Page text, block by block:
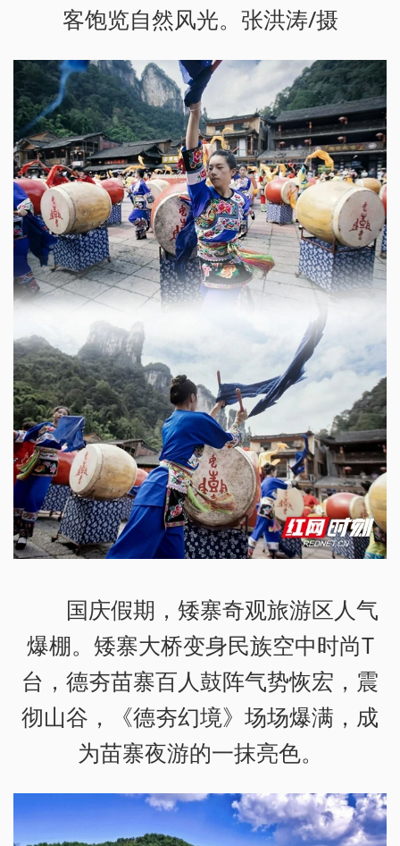
客饱览自然风光。张洪涛/摄
国庆假期，矮寨奇观旅游区人气
爆棚。矮寨大桥变身民族空中时尚T
台，德夯苗寨百人鼓阵气势恢宏，震
彻山谷，《德夯幻境》场场爆满，成
为苗寨夜游的一抹亮色。